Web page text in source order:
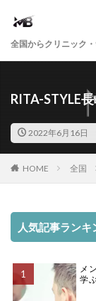
全国からクリニック
RITA-STYLE
2022年6月16日
HOME 全国
人気記事ランキ
メ
学